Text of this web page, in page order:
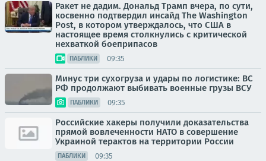
Ракет не дадим. Дональд Трамп вчера, по сути,
косвенно подтвердил инсайд The Washington
Post, в котором утверждалось, что США в
настоящее время столкнулись с критической
нехваткой боеприпасов
ПАБЛИКИ 09:35
Минус три сухогруза и удары по логистике: ВС
РФ продолжают выбивать военные грузы ВСУ
ПАБЛИКИ 09:35
Российские хакеры получили доказательства
прямой вовлеченности НАТО в совершение
Украиной терактов на территории России
ПАБЛИКИ 09:35